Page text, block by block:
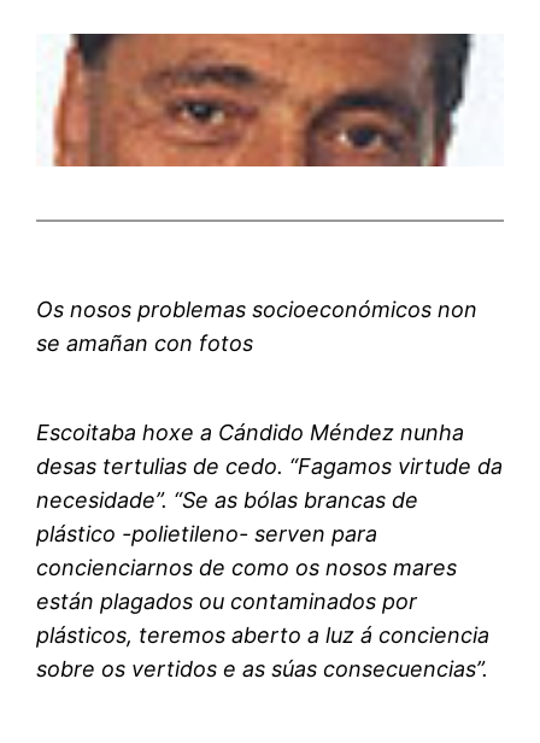
Os nosos problemas socioeconómicos non
se amañan con fotos
Escoitaba hoxe a Cándido Méndez nunha
desas tertulias de cedo. “Fagamos virtude da
necesidade”. “Se as bólas brancas de
plástico -polietileno- serven para
concienciarnos de como os nosos mares
están plagados ou contaminados por
plásticos, teremos aberto a luz á conciencia
sobre os vertidos e as súas consecuencias”.